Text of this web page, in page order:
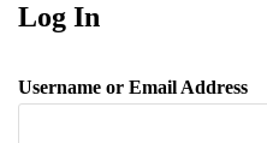
Log In
Username or Email Address